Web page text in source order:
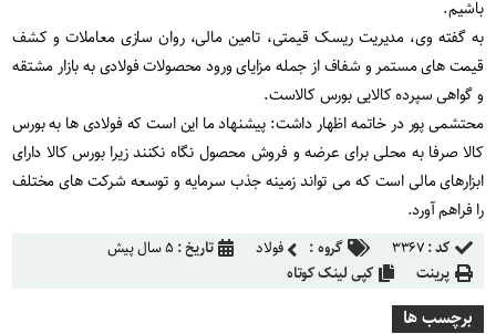
باشیم.
به گفته وی، مدیریت ریسک قیمتی، تامین مالی، روان سازی معاملات و کشف
قیمت های مستمر و شفاف از جمله مزایای ورود محصولات فولادی به بازار مشتقه
و گواهی سپرده کالایی بورس کالاست.
محتشمی پور در خاتمه اظهار داشت: پیشنهاد ما این است که فولادی ها به بورس
کالا صرفا به محلی برای عرضه و فروش محصول نگاه نکنند زیرا بورس کالا دارای
ابزارهای مالی است که می تواند زمینه جذب سرمایه و توسعه شرکت های مختلف
را فراهم آورد.
کد :۳۳۶۷ گروه : فولاد تاریخ : ۵ سال پیش
پرینت
کپی لینک کوتاه
برچسب ها